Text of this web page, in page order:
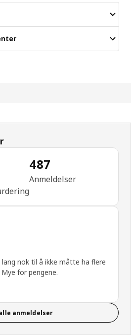
4.1 ingen kundevurdering 5
487
Anmeldelser
5 ingen kundevurdering 5
nok til å ikke måtte ha flere
for pengene.
anmeldelser